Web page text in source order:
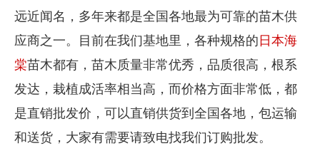
远近闻名，多年来都是全国各地最为可靠的苗木供
应商之一。目前在我们基地里，各种规格的 日本海
棠苗木都有，苗木质量非常优秀，品质很高，根系
发达，栽植成活率相当高，而价格方面非常低，都
是直销批发价，可以直销供货到全国各地，包运输
和送货，大家有需要请致电找我们订购批发。